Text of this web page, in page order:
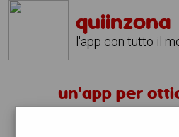
quiinzona
l'app con tutto il
un'app per